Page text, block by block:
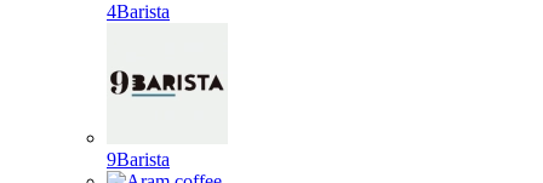
4Barista
9Barista